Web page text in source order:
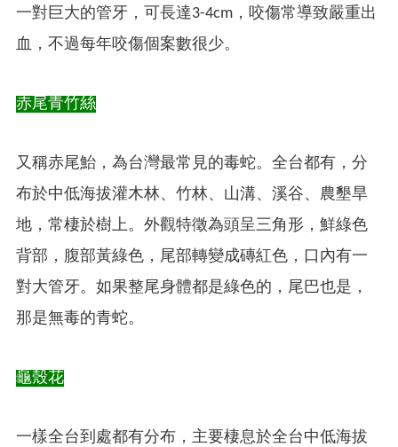
一對巨大的管牙，可長達3-4cm，咬傷常導致嚴重出
血，不過每年咬傷個案數很少。
赤尾青竹絲
又稱赤尾鮐，為台灣最常見的毒蛇。全台都有，分
布於中低海拔灌木林、竹林、山溝、溪谷、農墾旱
地，常棲於樹上。外觀特徵為頭呈三角形，鮮綠色
背部，腹部黃綠色，尾部轉變成磚紅色，口內有一
對大管牙。如果整尾身體都是綠色的，尾巴也是，
那是無毒的青蛇。
龜殼花
一樣全台到處都有分布，主要棲息於全台中低海拔